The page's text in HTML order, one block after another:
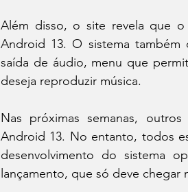
Além disso, o site revela que
Android 13. O sistema
saída de áudio, menu que
deseja reproduzir música.
Nas próximas semanas,
Android 13. No entanto, todos
desenvolvimento do sistema
lançamento, que só deve chegar